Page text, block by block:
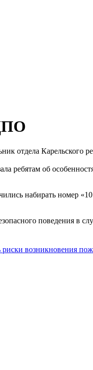
отдела Карельского
ребятам об
набирать номер
поведения в
возникновения